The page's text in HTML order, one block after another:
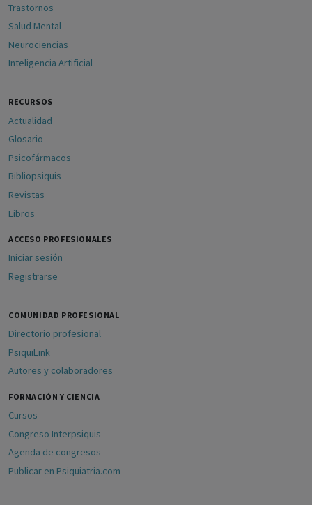
Trastornos
Salud Mental
Neurociencias
Inteligencia Artificial
RECURSOS
Actualidad
Glosario
Psicofármacos
Bibliopsiquis
Revistas
Libros
ACCESO PROFESIONALES
Iniciar sesión
Registrarse
COMUNIDAD PROFESIONAL
Directorio profesional
PsiquiLink
Autores y colaboradores
FORMACIÓN Y CIENCIA
Cursos
Congreso Interpsiquis
Agenda de congresos
Publicar en Psiquiatria.com